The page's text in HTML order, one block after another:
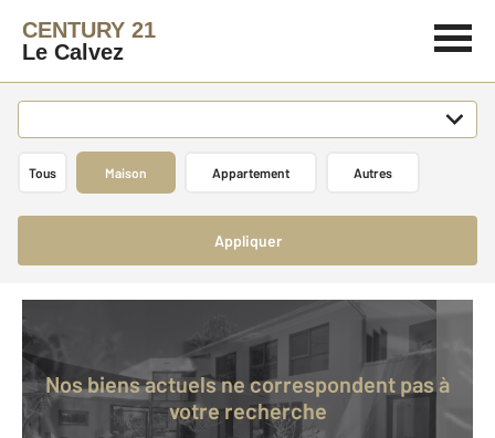
CENTURY 21
Le Calvez
Tous Maison Appartement Autres
Appliquer
Nos biens actuels ne correspondent pas à
votre recherche